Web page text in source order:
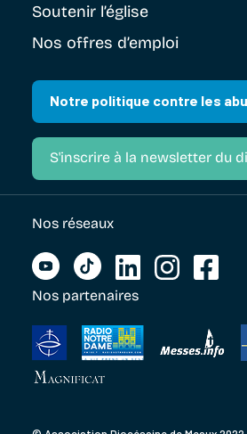
Soutenir l’église
Nos offres d’emploi
Notre politique contre les
S'inscrire à la newsletter du
Nos réseaux
Nos partenaires